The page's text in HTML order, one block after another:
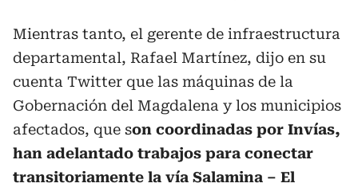
Mientras tanto, el gerente de infraestructura
departamental, Rafael Martínez, dijo en su
cuenta Twitter que las máquinas de la
Gobernación del Magdalena y los municipios
afectados, que son coordinadas por Invías,
han adelantado trabajos para conectar
transitoriamente la vía Salamina – El